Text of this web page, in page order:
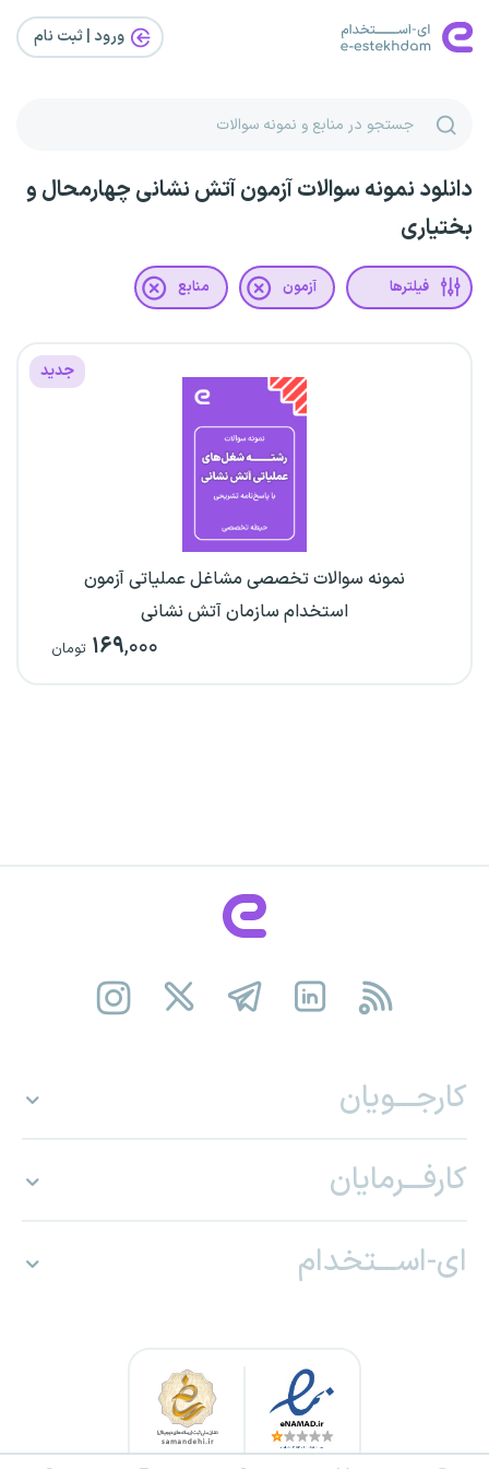
ورود | ثبت‌ نام
دانلود نمونه سوالات آزمون آتش نشانی چهارمحال و
بختیاری
فیلترها آزمون منابع
جدید
نمونه سوالات تخصصی مشاغل عملیاتی آزمون
استخدام سازمان آتش نشانی
۱۶۹,۰۰۰ تومان
کارجـــویان
کارفـــرمایان
ای-اســـتخدام